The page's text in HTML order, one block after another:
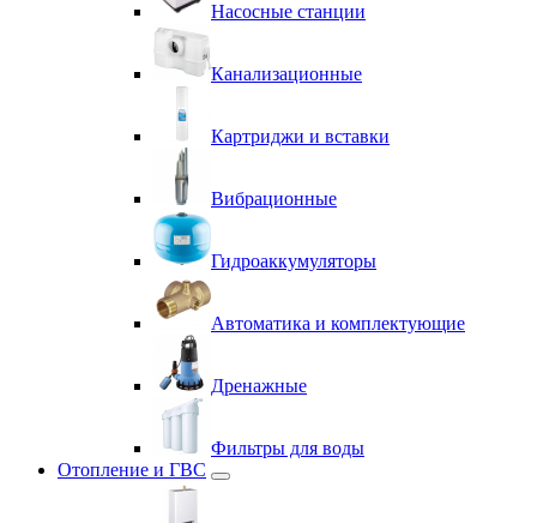
Насосные станции
Канализационные
Картриджи и вставки
Вибрационные
Гидроаккумуляторы
Автоматика и комплектующие
Дренажные
Фильтры для воды
Отопление и ГВС